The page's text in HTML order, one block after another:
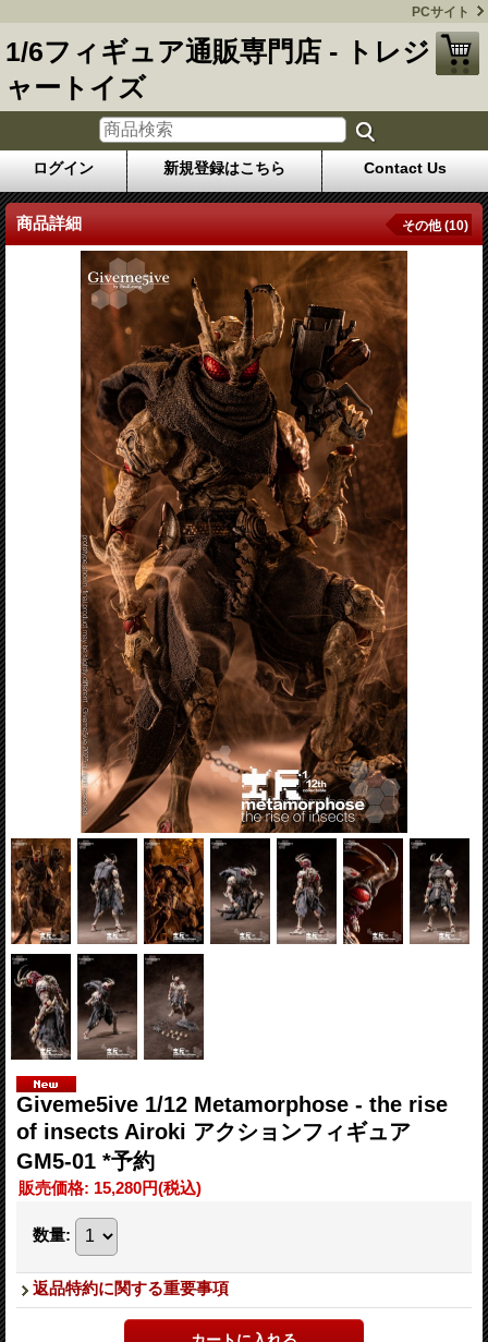
PCサイト
1/6フィギュア通販専門店 - トレジ
ャートイズ
ログイン 新規登録はこちら Contact Us
商品詳細 その他 (10)
Giveme5ive 1/12 Metamorphose - the rise
of insects Airoki アクションフィギュア
GM5-01 *予約
販売価格: 15,280円(税込)
数量:
返品特約に関する重要事項